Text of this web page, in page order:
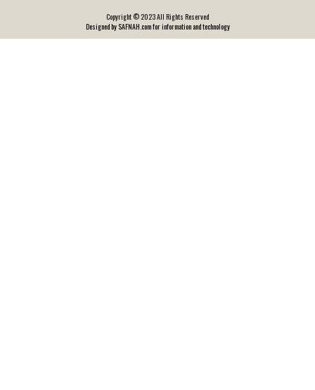
Copyright © 2023 All Rights Reserved
Designed by SAFNAH.com for information and technology